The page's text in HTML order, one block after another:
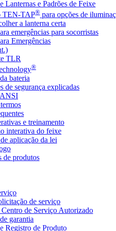
Lanternas e Padrões de Feixe
TEN-TAP® para opções de
a lanterna certa
emergências para socorristas
Emergências
TLR
®
bateria
de segurança explicadas
e treinamento
interativa do feixe
aplicação da lei
de produtos
de serviço
de Serviço Autorizado
garantia
Registro de Produto